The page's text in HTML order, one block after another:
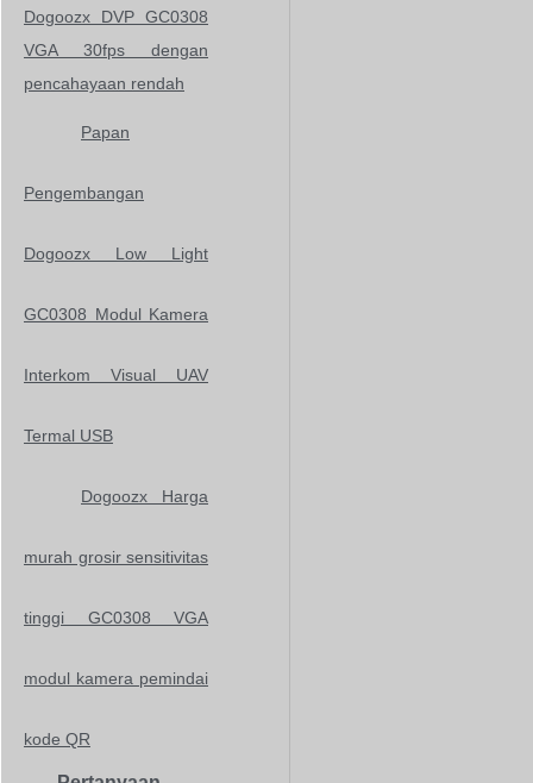
Dogoozx DVP GC0308
VGA 30fps dengan
pencahayaan rendah
Papan
Pengembangan
Dogoozx Low Light
GC0308 Modul Kamera
Interkom Visual UAV
Termal USB
Dogoozx Harga
murah grosir sensitivitas
tinggi GC0308 VGA
modul kamera pemindai
kode QR